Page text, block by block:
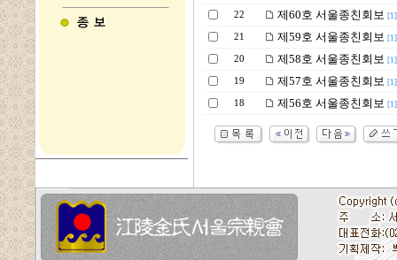
22 제60호 서울종친회보 [1]
21 제59호 서울종친회보 [1]
20 제58호 서울종친회보 [1]
19 제57호 서울종친회보 [1]
18 제56호 서울종친회보 [1]